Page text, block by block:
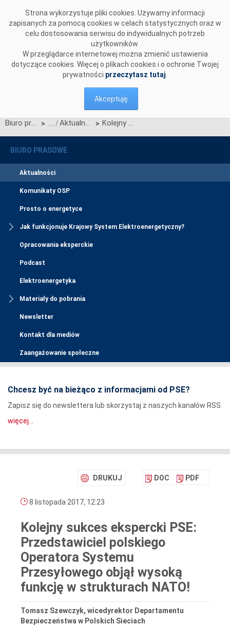
Strona wykorzystuje pliki cookies. Używamy informacji
zapisanych za pomocą cookies w celach statystycznych oraz w
celu dostosowania serwisu do indywidualnych potrzeb
użytkowników.
W przeglądarce internetowej można zmienić ustawienia
dotyczące cookies. Więcej o plikach cookies i o ochronie Twojej
prywatności przeczytasz tutaj
Akceptuję
Biuro prasowe > Aktualności > Kolejny sukces ekspercki PSE: Przedstawiciel polskiego Operatora Systemu Przesyłowego objął wysoką funkcję w strukturach NATO!
BIURO PRASOWE
Aktualności
Komunikaty OSP
Prosto o energetyce
Jak funkcjonuje Krajowy System Elektroenergetyczny?
Opracowania eksperckie
Podcast
Elektroenergetyka
Materiały do pobrania
Newsletter
Kontakt dla mediów
Zaangażowanie społeczne
Chcesz być na bieżąco z informacjami od PSE?
Zapisz się do newslettera lub skorzystaj z naszych kanałów RSS.
więcej...
DRUKUJ DOC PDF
8 listopada 2017, 12:23
Kolejny sukces ekspercki PSE:
Przedstawiciel polskiego
Operatora Systemu
Przesyłowego objął wysoką
funkcję w strukturach NATO!
Tomasz Szewczyk, wicedyrektor Departamentu
Bezpieczeństwa w Polskich Sieciach